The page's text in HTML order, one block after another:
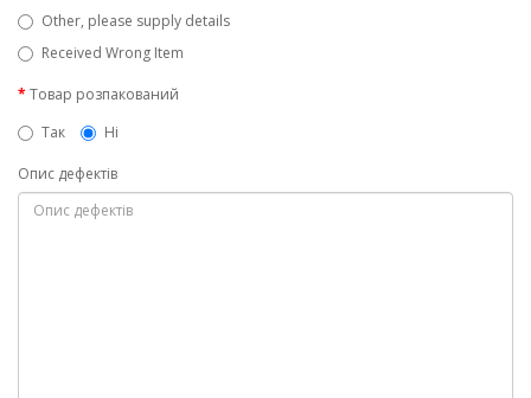
Other, please supply details
Received Wrong Item
Товар розпакований
Так
Ні
Опис дефектів